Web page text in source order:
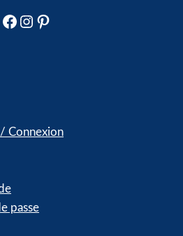
Facebook
Instagram
Pinterest
Connexion
passe